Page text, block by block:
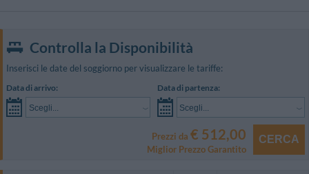
Controlla la Disponibilità
Inserisci le date del soggiorno per visualizzare le tariffe:
Data di arrivo:
Scegli...
Data di partenza:
Scegli...
Prezzi da € 512,00
Miglior Prezzo Garantito
CERCA